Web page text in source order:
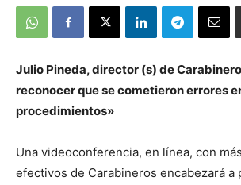
Julio Pineda, director (s) de
reconocer que se cometieron errores
procedimientos»
Una videoconferencia, en línea, con
efectivos de Carabineros encabezará a